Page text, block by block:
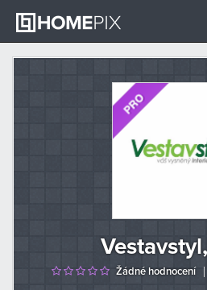
Žádné hodnocení